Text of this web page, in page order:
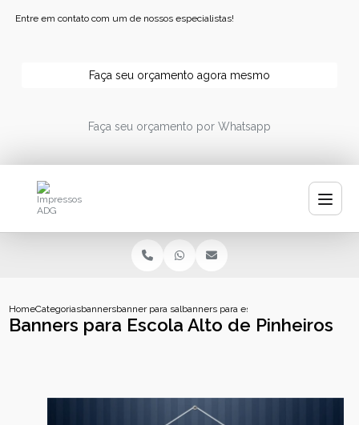
Entre em contato com um de nossos especialistas!
Faça seu orçamento agora mesmo
Faça seu orçamento por Whatsapp
HomeCategoriasbannersbanner para salaobanners para escola alto de pinheiros
Banners para Escola Alto de Pinheiros